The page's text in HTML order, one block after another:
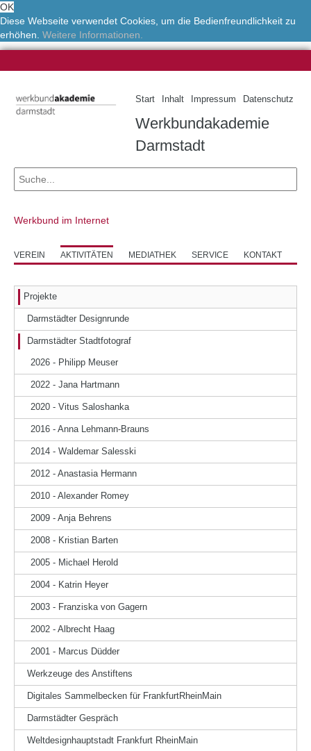
OK
Diese Webseite verwendet Cookies, um die Bedienfreundlichkeit zu
erhöhen. Weitere Informationen.
Start Inhalt Impressum Datenschutz
Werkbundakademie
Darmstadt
Werkbund im Internet
VEREIN AKTIVITÄTEN MEDIATHEK SERVICE KONTAKT
Projekte
Darmstädter Designrunde
Darmstädter Stadtfotograf
2026 - Philipp Meuser
2022 - Jana Hartmann
2020 - Vitus Saloshanka
2016 - Anna Lehmann-Brauns
2014 - Waldemar Salesski
2012 - Anastasia Hermann
2010 - Alexander Romey
2009 - Anja Behrens
2008 - Kristian Barten
2005 - Michael Herold
2004 - Katrin Heyer
2003 - Franziska von Gagern
2002 - Albrecht Haag
2001 - Marcus Düdder
Werkzeuge des Anstiftens
Digitales Sammelbecken für FrankfurtRheinMain
Darmstädter Gespräch
Weltdesignhauptstadt Frankfurt RheinMain